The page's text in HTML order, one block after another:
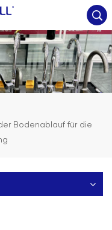
Bodenablauf für die